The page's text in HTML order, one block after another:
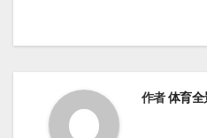
作者体育全